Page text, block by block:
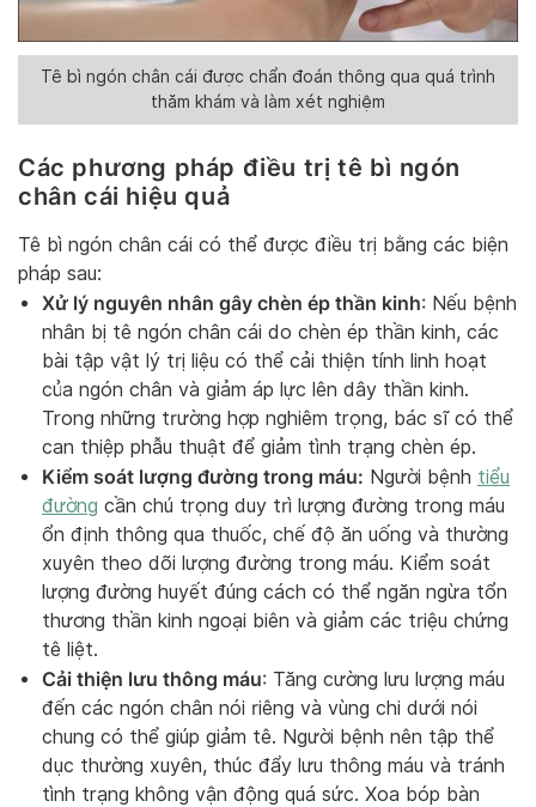
Tê bì ngón chân cái được chẩn đoán thông qua quá trình
thăm khám và làm xét nghiệm
Các phương pháp điều trị tê bì ngón
chân cái hiệu quả
Tê bì ngón chân cái có thể được điều trị bằng các biện
pháp sau:
Xử lý nguyên nhân gây chèn ép thần kinh: Nếu bệnh
nhân bị tê ngón chân cái do chèn ép thần kinh, các
bài tập vật lý trị liệu có thể cải thiện tính linh hoạt
của ngón chân và giảm áp lực lên dây thần kinh.
Trong những trường hợp nghiêm trọng, bác sĩ có thể
can thiệp phẫu thuật để giảm tình trạng chèn ép.
Kiểm soát lượng đường trong máu: Người bệnh tiểu
đường cần chú trọng duy trì lượng đường trong máu
ổn định thông qua thuốc, chế độ ăn uống và thường
xuyên theo dõi lượng đường trong máu. Kiểm soát
lượng đường huyết đúng cách có thể ngăn ngừa tổn
thương thần kinh ngoại biên và giảm các triệu chứng
tê liệt.
Cải thiện lưu thông máu: Tăng cường lưu lượng máu
đến các ngón chân nói riêng và vùng chi dưới nói
chung có thể giúp giảm tê. Người bệnh nên tập thể
dục thường xuyên, thúc đẩy lưu thông máu và tránh
tình trạng không vận động quá sức. Xoa bóp bàn